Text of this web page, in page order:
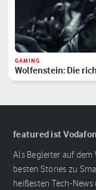
GAMING
Wolfenstein: Die
featured ist
Als Begleiter auf
besten Stories zu
heißesten Tech-